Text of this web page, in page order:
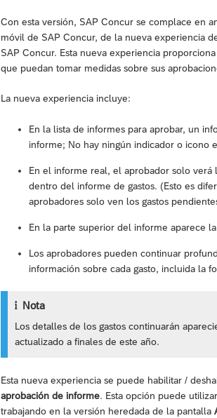
Con esta versión, SAP Concur se complace en
móvil de SAP Concur, de la nueva experiencia
SAP Concur. Esta nueva experiencia
que puedan tomar medidas sobre sus
La nueva experiencia incluye:
En la lista de informes para aprobar, un
informe; No hay ningún indicador o icono
En el informe real, el aprobador solo verá
dentro del informe de gastos. (Esto es
aprobadores solo ven los gastos
En la parte superior del informe aparece
Los aprobadores pueden continuar
información sobre cada gasto, incluida la
Nota
Los detalles de los gastos continuarán
actualizado a finales de este año.
Esta nueva experiencia se puede habilitar /
aprobación de informe. Esta opción puede
trabajando en la versión heredada de la pantalla